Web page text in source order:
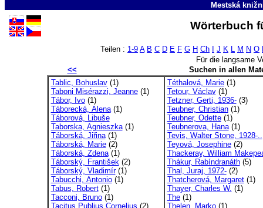
Mestská
Wörterbuch
Teilen : 1-9 A B C D E F G H Ch J K L M N O
Für die langsame
<<
Suchen in allen
Tablic, Bohuslav(1)
Taboni Misérazzi, Jeanne(1)
Tábor, Ivo(1)
Táborecká, Alena(1)
Táborová, Libuše
Taborska, Agnieszka(1)
Táborská, Jiřina(1)
Táborská, Marie(2)
Táborská, Zdena(1)
Táborský, František(2)
Táborský, Vladimír(1)
Tabucchi, Antonio(1)
Tabus, Robert(1)
Tacconi, Bruno(1)
Tacitus Publius Cornelius (2)
Téthalová, Marie(1)
Tetour, Václav(1)
Tetzner, Gerti, 1936-(3)
Teubner, Christian(1)
Teubner, Odette(1)
Teubnerova, Hana(1)
Tevis, Walter Stone, 1928-..
Teyová, Josephine(2)
Thackeray, William
Thákur, Rabíndranáth(5)
Thal, Juraj, 1972-(2)
Thatcherová, Margaret(1)
Thayer, Charles W. (1)
The(1)
Thelen, Marko(1)